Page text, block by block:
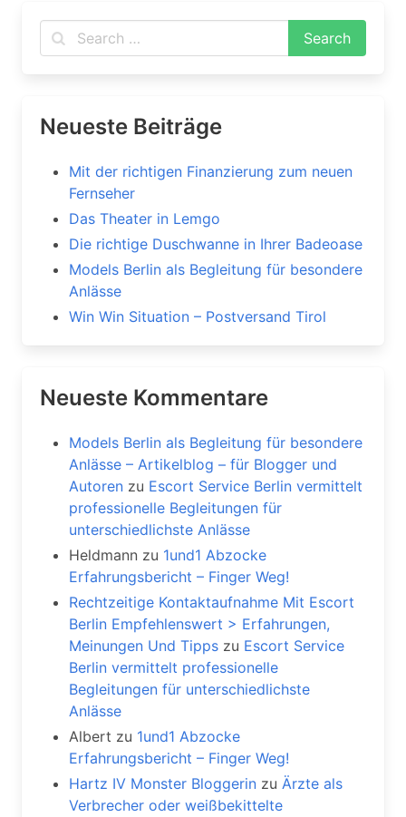
Neueste Beiträge
Mit der richtigen Finanzierung zum neuen
Fernseher
Das Theater in Lemgo
Die richtige Duschwanne in Ihrer Badeoase
Models Berlin als Begleitung für besondere
Anlässe
Win Win Situation – Postversand Tirol
Neueste Kommentare
Models Berlin als Begleitung für besondere
Anlässe – Artikelblog – für Blogger und
Autoren zu Escort Service Berlin vermittelt
professionelle Begleitungen für
unterschiedlichste Anlässe
Heldmann zu 1und1 Abzocke
Erfahrungsbericht – Finger Weg!
Rechtzeitige Kontaktaufnahme Mit Escort
Berlin Empfehlenswert > Erfahrungen,
Meinungen Und Tipps zu Escort Service
Berlin vermittelt professionelle
Begleitungen für unterschiedlichste
Anlässe
Albert zu 1und1 Abzocke
Erfahrungsbericht – Finger Weg!
Hartz IV Monster Bloggerin zu Ärzte als
Verbrecher oder weißbekittelte